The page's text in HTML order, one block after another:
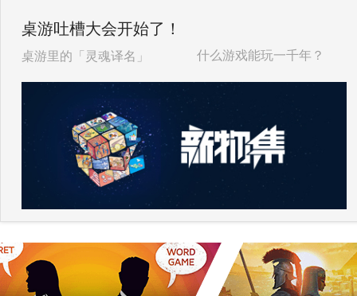
桌游吐槽大会开始了！
桌游里的「灵魂译名」 什么游戏能玩一千年？